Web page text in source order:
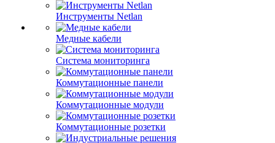
Инструменты Netlan
Медные кабели
Система мониторинга
Коммутационные панели
Коммутационные модули
Коммутационные розетки